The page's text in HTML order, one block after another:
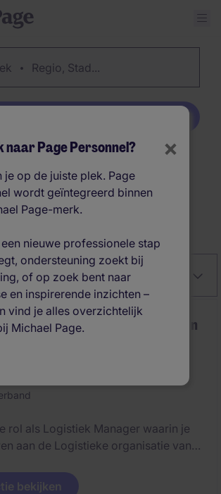
×
naar Page Personnel?
je op de juiste plek. Page
wordt geïntegreerd binnen
Page-merk.
nieuwe professionele stap
ondersteuning zoekt bij
of op zoek bent naar
en inspirerende inzichten –
vind je alles overzichtelijk
Michael Page.
Regio, Stad...
banen
Relevantie
- Groeiende onderneming in
rol als Logistiek Manager waarin je
aan de Logistieke organisatie van
visie.
bekijken